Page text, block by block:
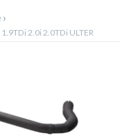
›
2.0i 2.0TDi ULTER